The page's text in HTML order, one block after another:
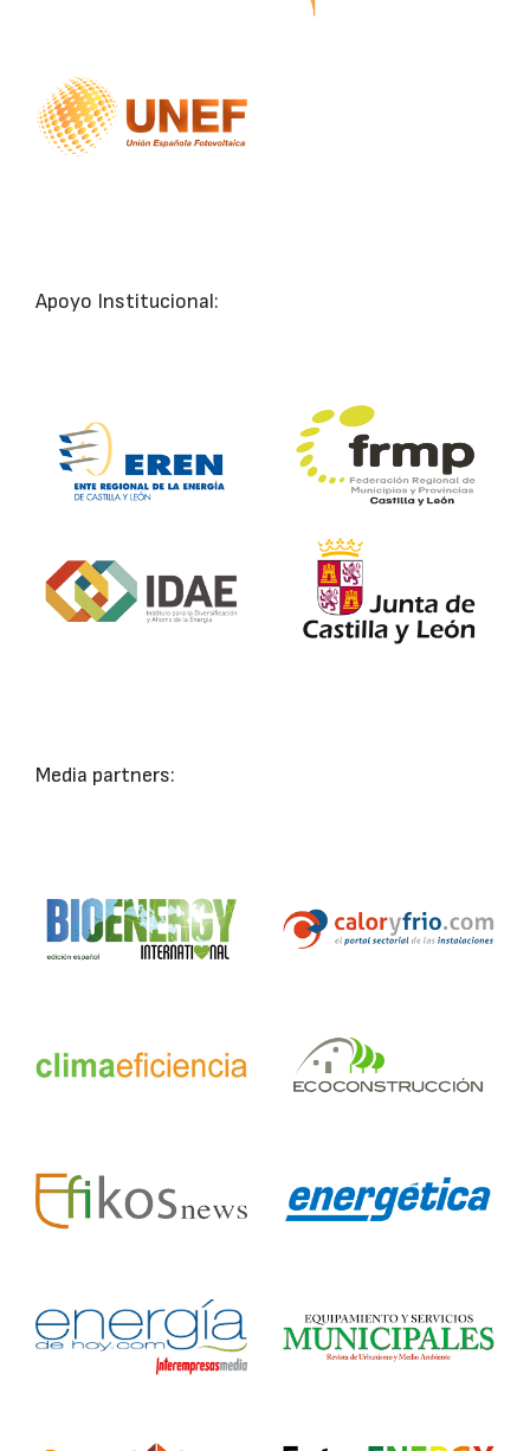
Apoyo Institucional:
Media partners: